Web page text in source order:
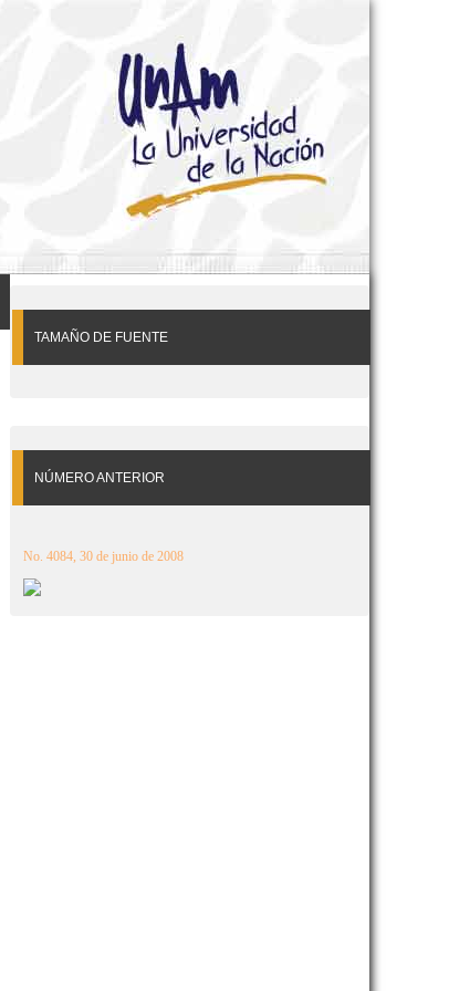
TAMAÑO DE FUENTE
NÚMERO ANTERIOR
No. 4084, 30 de junio de 2008